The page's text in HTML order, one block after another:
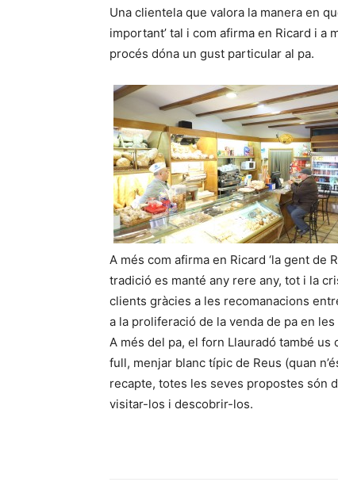
Una clientela que valora la manera en
important’ tal i com afirma en Ricard i
procés dóna un gust particular al pa.
A més com afirma en Ricard ‘la gent de
tradició es manté any rere any, tot i la
clients gràcies a les recomanacions
a la proliferació de la venda de pa en
A més del pa, el forn Llauradó també
full, menjar blanc típic de Reus (quan
recapte, totes les seves propostes són
visitar-los i descobrir-los.